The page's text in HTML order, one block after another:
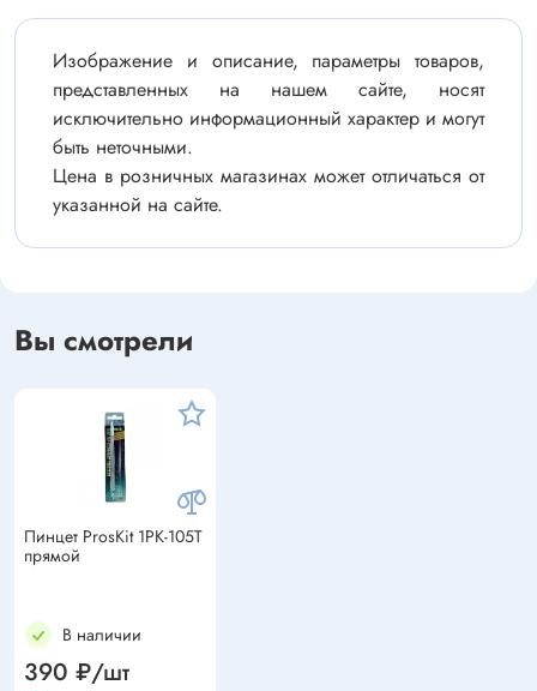
Изображение и описание, параметры товаров,
представленных на нашем сайте, носят
исключительно информационный характер и могут
быть неточными.
Цена в розничных магазинах может отличаться от
указанной на сайте.
Вы смотрели
Пинцет ProsKit 1PK-105T
прямой
В наличии
390 ₽/шт